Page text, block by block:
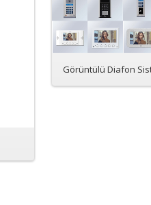
Görüntülü Diafon